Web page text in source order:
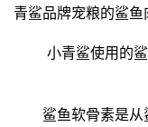
青鲨品牌宠粮的鲨鱼
小青鲨使用的
鲨鱼软骨素是